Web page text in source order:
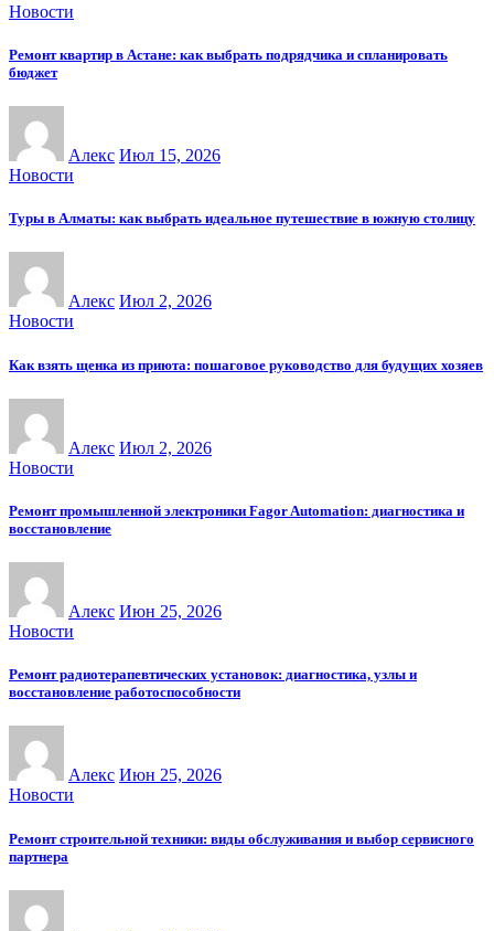
Новости
Ремонт квартир в Астане: как выбрать подрядчика и спланировать
бюджет
Алекс Июл 15, 2026
Новости
Туры в Алматы: как выбрать идеальное путешествие в южную столицу
Алекс Июл 2, 2026
Новости
Как взять щенка из приюта: пошаговое руководство для будущих хозяев
Алекс Июл 2, 2026
Новости
Ремонт промышленной электроники Fagor Automation: диагностика и
восстановление
Алекс Июн 25, 2026
Новости
Ремонт радиотерапевтических установок: диагностика, узлы и
восстановление работоспособности
Алекс Июн 25, 2026
Новости
Ремонт строительной техники: виды обслуживания и выбор сервисного
партнера